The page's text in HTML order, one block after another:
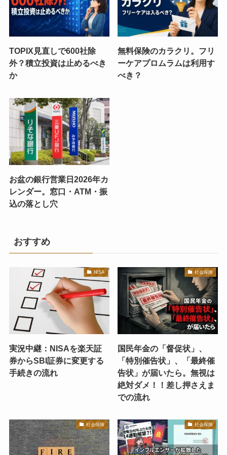
TOPIX見直しで600社除
外？積立投資は止めるべき
か
無料保険のカラクリ。フリ
ーケアプロムラムは利用す
べき？
お盆の銀行営業日2026年カ
レンダー。窓口・ATM・振
込の落とし穴
おすすめ
NISA
実況中継：NISAを楽天証
券からSBI証券に変更する
手続きの流れ
社会保険
国民年金の「督促状」、
「特別催告状」、「最終催
告状」が届いたら。無視は
絶対ダメ！！差し押さえま
での流れ
社会保険 社会保険